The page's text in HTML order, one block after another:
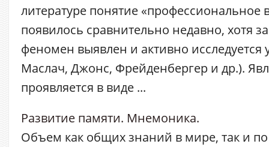
литературе понятие «профессиональное
появилось сравнительно недавно, хотя
феномен выявлен и активно исследуется
Маслач, Джонс, Фрейденбергер и др.).
проявляется в виде ...
Развитие памяти. Мнемоника.
Объем как общих знаний в мире, так и